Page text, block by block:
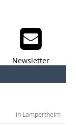
Newsletter
in Lampertheim